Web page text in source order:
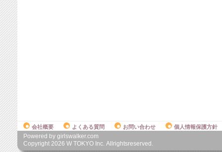
会社概要 よくある質問 お問い合わせ 個人情報保護方針
Powered by girlswalker.com
Copyright 2026 W TOKYO Inc. Allrightsreserved.